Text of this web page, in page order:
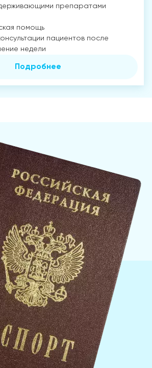
препаратами
помощь
пациентов после
недели
Подробнее